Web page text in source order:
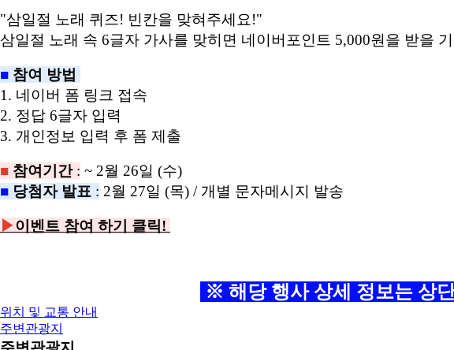
"삼일절 노래 퀴즈! 빈칸을 맞혀주세요!"
삼일절 노래 속 6글자 가사를 맞히면 네이버포인트 5,000원을 받을
■ 참여 방법
1. 네이버 폼 링크 접속
2. 정답 6글자 입력
3. 개인정보 입력 후 폼 제출
■ 참여기간: ~ 2월 26일 (수)
■ 당첨자 발표 : 2월 27일 (목) / 개별 문자메시지 발송
▶이벤트 참여 하기 클릭!
※ 해당 행사 상세 정보는 상
위치 및 교통 안내
주변관광지